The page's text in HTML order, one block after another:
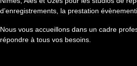
d’enregistrements, la prestation
Nous vous accueillons dans un cadre
répondre à tous vos besoins.